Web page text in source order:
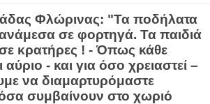
Φλώρινας: "Τα ποδήλατα
σε φορτηγά. Τα παιδιά
κρατήρες ! - Όπως κάθε
αύριο - και για όσο χρειαστεί –
να διαμαρτυρόμαστε
όσα συμβαίνουν στο χωριό